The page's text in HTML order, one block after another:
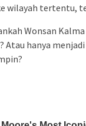
wilayah tertentu,
Wonsan
Atau hanya